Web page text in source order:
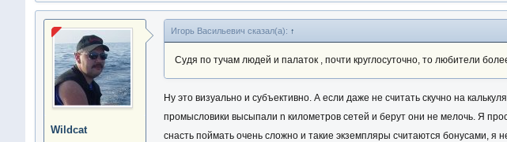
Wildcat
Игорь Васильевич сказал(а): ↑
Судя по тучам людей и палаток , почти круглосуточно, то любители
Ну это визуально и субъективно. А если даже не считать скучно на
промысловики высыпали n километров сетей и берут они не мелочь. Я
снасть поймать очень сложно и такие экземпляры считаются бонусами,